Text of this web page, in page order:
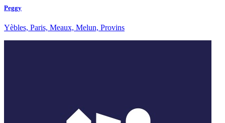
Peggy
Yèbles, Paris, Meaux, Melun, Provins